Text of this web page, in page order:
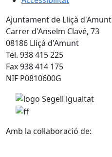
Ajuntament de Lliçà d'Amunt
Carrer d'Anselm Clavé, 73
08186 Lliçà d'Amunt
Tel. 938 415 225
Fax 938 414 175
NIF P0810600G
Amb la col·laboració de: